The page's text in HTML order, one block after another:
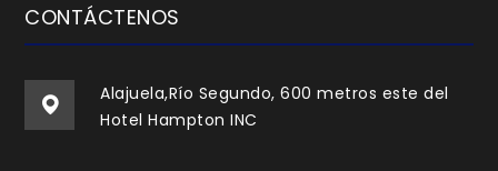
CONTÁCTENOS
Alajuela,Río Segundo, 600 metros este del
Hotel Hampton INC